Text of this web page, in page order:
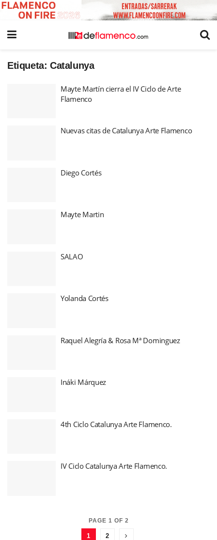
Etiqueta: Catalunya
Mayte Martín cierra el IV Ciclo de Arte
Flamenco
Nuevas citas de Catalunya Arte Flamenco
Diego Cortés
Mayte Martin
SALAO
Yolanda Cortés
Raquel Alegría & Rosa Mª Dominguez
Ináki Márquez
4th Ciclo Catalunya Arte Flamenco.
IV Ciclo Catalunya Arte Flamenco.
PAGE 1 OF 2
1 2